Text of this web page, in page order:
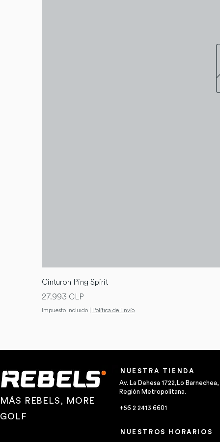
Cinturon Ping Spirit
Precio
27.993 CLP
Impuesto incluido | Política de Envío
MÁS REBELS, MORE
GOLF
NUESTRA TIENDA
Av. La Dehesa 1722,Lo Barnechea,
Región Metropolitana.
+56 2 2413 6601
NUESTROS HORARIOS